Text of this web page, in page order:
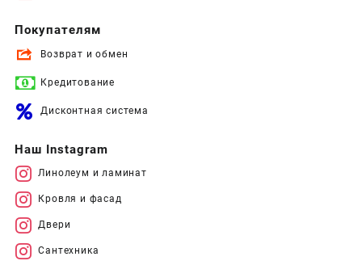
Покупателям
Возврат и обмен
Кредитование
Дисконтная система
Наш Instagram
Линолеум и ламинат
Кровля и фасад
Двери
Сантехника